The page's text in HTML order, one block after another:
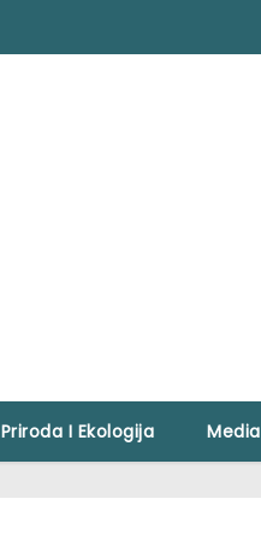
Priroda I Ekologija Media